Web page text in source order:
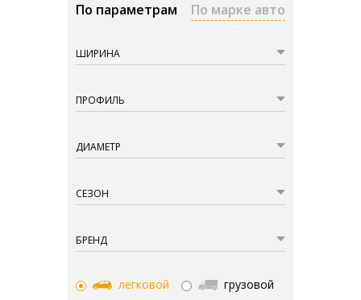
По параметрам По марке авто
ШИРИНА
ПРОФИЛЬ
ДИАМЕТР
СЕЗОН
БРЕНД
легковой грузовой